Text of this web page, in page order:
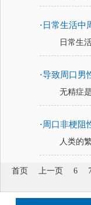
· 日常生活中
日常生
·导致周口男
无精症
· 周口非梗阻
人类的
首页 上一页 6